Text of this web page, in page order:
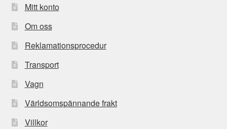
Mitt konto
Om oss
Reklamationsprocedur
Transport
Vagn
Världsomspännande frakt
Villkor